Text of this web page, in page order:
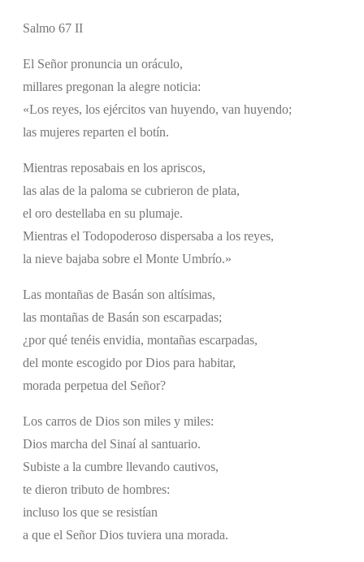
Salmo 67 II
El Señor pronuncia un oráculo,
millares pregonan la alegre noticia:
«Los reyes, los ejércitos van huyendo, van huyendo;
las mujeres reparten el botín.
Mientras reposabais en los apriscos,
las alas de la paloma se cubrieron de plata,
el oro destellaba en su plumaje.
Mientras el Todopoderoso dispersaba a los reyes,
la nieve bajaba sobre el Monte Umbrío.»
Las montañas de Basán son altísimas,
las montañas de Basán son escarpadas;
¿por qué tenéis envidia, montañas escarpadas,
del monte escogido por Dios para habitar,
morada perpetua del Señor?
Los carros de Dios son miles y miles:
Dios marcha del Sinaí al santuario.
Subiste a la cumbre llevando cautivos,
te dieron tributo de hombres:
incluso los que se resistían
a que el Señor Dios tuviera una morada.